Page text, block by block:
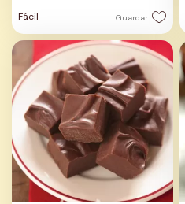
Fácil
Guardar